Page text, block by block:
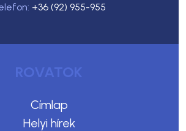
+36 (92) 955-955
ROVATOK
Címlap
Helyi hírek